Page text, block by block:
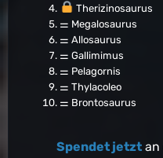
Therizinosaurus
⚌ Megalosaurus
⚌ Allosaurus
⚌ Gallimimus
⚌ Pelagornis
⚌ Thylacoleo
⚌ Brontosaurus
Spendet jetztan